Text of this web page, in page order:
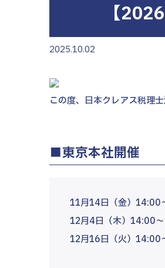
MID-CAREER
中途採用向け
【
2025.10.02
この度、日本クレアス税理
■東京本社開催
11月14日（金）14:00
12月4日（木）14:00
12月16日（火）14:00